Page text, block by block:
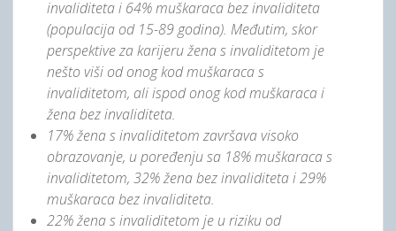
invaliditeta i 64% muškaraca bez invaliditeta
(populacija od 15-89 godina). Međutim, skor
perspektive za karijeru žena s invaliditetom je
nešto viši od onog kod muškaraca s
invaliditetom, ali ispod onog kod muškaraca i
žena bez invaliditeta.
17% žena s invaliditetom završava visoko
obrazovanje, u poređenju sa 18% muškaraca s
invaliditetom, 32% žena bez invaliditeta i 29%
muškaraca bez invaliditeta.
22% žena s invaliditetom je u riziku od